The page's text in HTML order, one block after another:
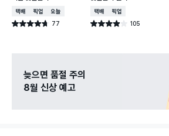
택배배송매장픽업오늘배송
별점 4.7점 77
건 작성
택배배송매장픽업
별점 3.9점 105
건 작성
늦으면 품절 주의
8월 신상 예고